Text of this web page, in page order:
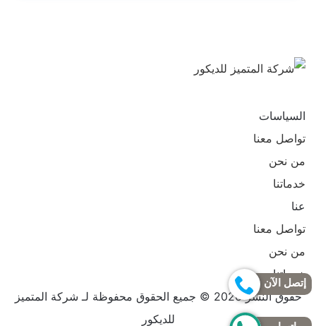
على
فيسبوك
على
يوتيوب
السياسات
تواصل معنا
من نحن
خدماتنا
عنا
تواصل معنا
من نحن
خدماتنا
حقوق النشر 2026 © جميع الحقوق محفوظة لـ شركة المتميز
للديكور
إتصل الآن